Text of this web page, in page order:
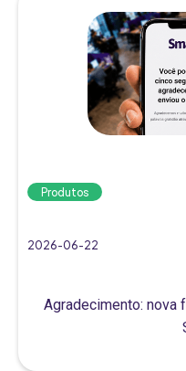
Produtos
2026-06-22
Agradecimento: nova